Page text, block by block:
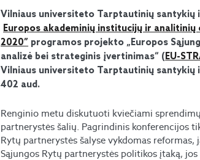
Vilniaus universiteto Tarptautinių
Europos akademinių institucijų ir analitinių
2020” programos projekto „Europos
analizė bei strateginis įvertinimas“ (EU-
Vilniaus universiteto Tarptautinių santykių
402 aud.
Renginio metu diskutuoti kviečiami
partnerystės šalių. Pagrindinis konferencijos
Rytų partnerystės šalyse vykdomas
Sąjungos Rytų partnerystės politikos įtaką,